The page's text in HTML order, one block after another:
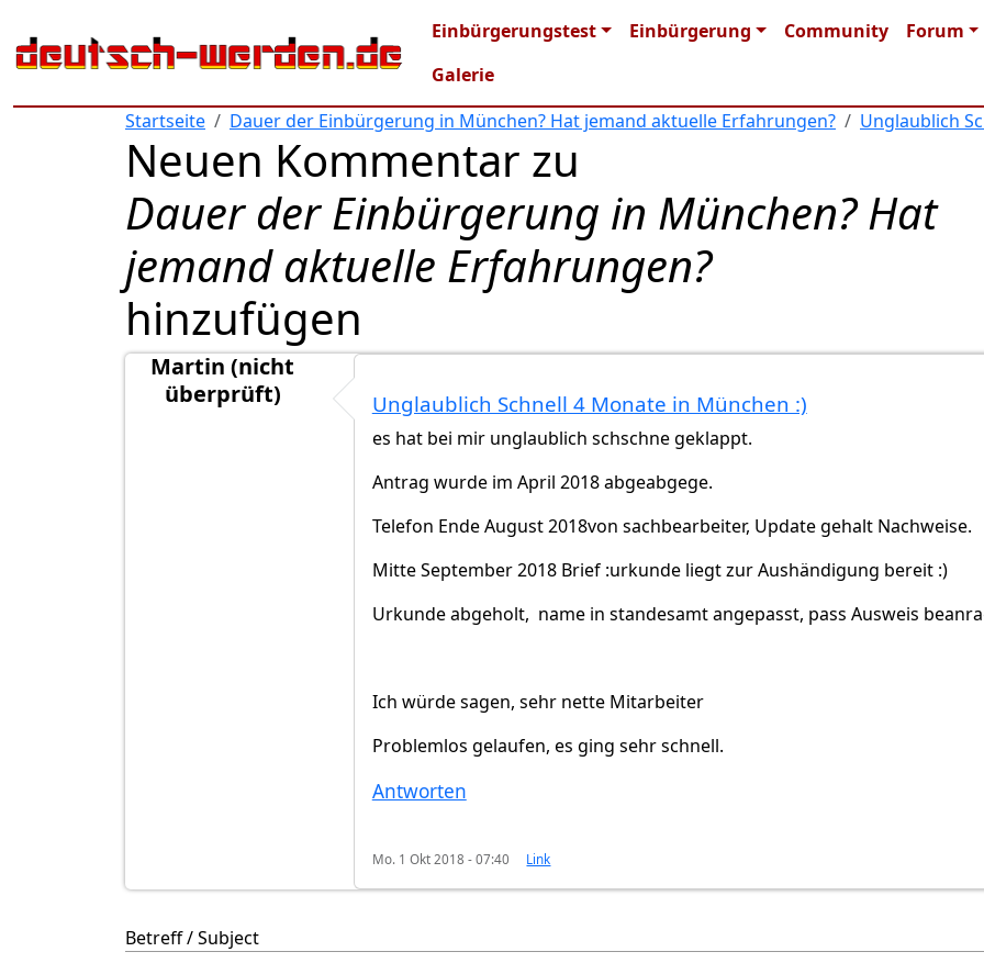
Main navigation
Einbürgerungstest Einbürgerung Community
Forum
Galerie
Startseite
Dauer der Einbürgerung in München? Hat jemand aktuelle Erfahrungen? Unglaublich
Neuen Kommentar zu
Dauer der Einbürgerung in München? Hat
jemand aktuelle Erfahrungen?
hinzufügen
Martin (nicht
überprüft)
Unglaublich Schnell 4 Monate in München :)
es hat bei mir unglaublich schschne geklappt.
Antrag wurde im April 2018 abgeabgege.
Telefon Ende August 2018von sachbearbeiter, Update gehalt Nachweise.
Mitte September 2018 Brief :urkunde liegt zur Aushändigung bereit :)
Urkunde abgeholt, name in standesamt angepasst, pass Ausweis
Ich würde sagen, sehr nette Mitarbeiter
Problemlos gelaufen, es ging sehr schnell.
Antworten
Mo. 1 Okt 2018 - 07:40 Link
Betreff / Subject